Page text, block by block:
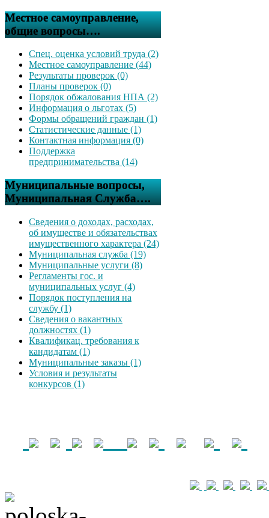
Местное самоуправление,
общие вопросы….
Спец. оценка условий труда (2)
Местное самоуправление (44)
Результаты проверок (0)
Планы проверок (0)
Порядок обжалования НПА (2)
Информация о льготах (5)
Формы обращений граждан (1)
Статистические данные (1)
Контактная информация (0)
Поддержка
предпринимательства (14)
Муниципальные вопросы,
Муниципальная Служба….
Сведения о доходах, расходах,
об имуществе и обязательствах
имущественного характера (24)
Муниципальная служба (19)
Муниципальные услуги (8)
Регламенты гос. и
муниципальных услуг (4)
Порядок поступления на
службу (1)
Сведения о вакантных
должностях (1)
Квалификац. требования к
кандидатам (1)
Муниципальные заказы (1)
Условия и результаты
конкурсов (1)